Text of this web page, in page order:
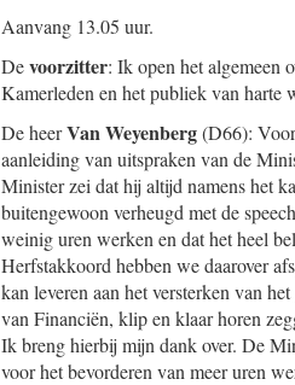
Aanvang 13.05 uur.
Devoorzitter: Ik open het algemeen
Kamerleden en het publiek van harte
De heerVan Weyenberg(D66):
aanleiding van uitspraken van de
Minister zei dat hij altijd namens het
buitengewoon verheugd met de
weinig uren werken en dat het heel
Herfstakkoord hebben we daarover
kan leveren aan het versterken van
van Financiën, klip en klaar horen
Ik breng hierbij mijn dank over. De
voor het bevorderen van meer uren